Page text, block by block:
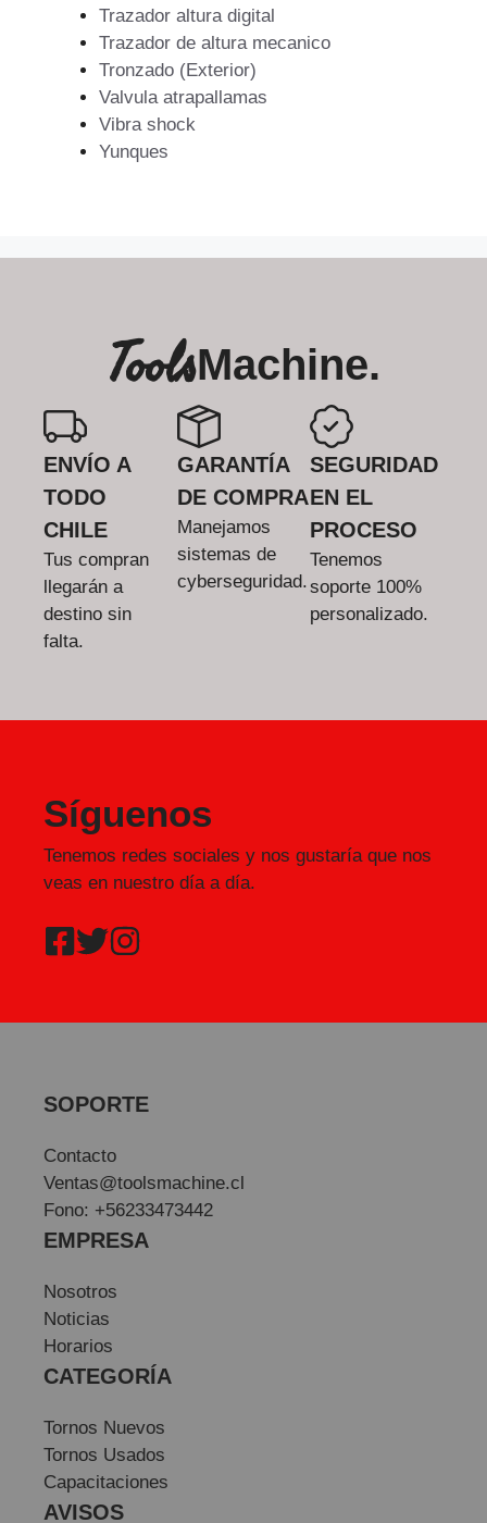
Trazador altura digital
Trazador de altura mecanico
Tronzado (Exterior)
Valvula atrapallamas
Vibra shock
Yunques
ToolsMachine.
ENVÍO A
TODO
CHILE
Tus compran
llegarán a
destino sin
falta.
GARANTÍA
DE COMPRA
Manejamos
sistemas de
cyberseguridad.
SEGURIDAD
EN EL
PROCESO
Tenemos
soporte 100%
personalizado.
Síguenos
Tenemos redes sociales y nos gustaría que nos
veas en nuestro día a día.
SOPORTE
Contacto
Ventas@toolsmachine.cl
Fono: +56233473442
EMPRESA
Nosotros
Noticias
Horarios
CATEGORÍA
Tornos Nuevos
Tornos Usados
Capacitaciones
AVISOS